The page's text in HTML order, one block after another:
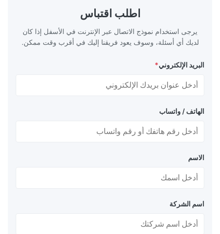
14m,5.8m,6m,10m-12m,12m or as
customer's actual requirys Standard JIS
Q235,
اطلب اقتباس
يرجى استخدام نموذج الاتصال عبر الإنترنت في الأسفل إذا كان
لديك أي أسئلة، وسوف يعود فريقنا إليك في أقرب وقت ممكن.
البريد الإلكتروني*
الهاتف / واتساب
اسم الشركة